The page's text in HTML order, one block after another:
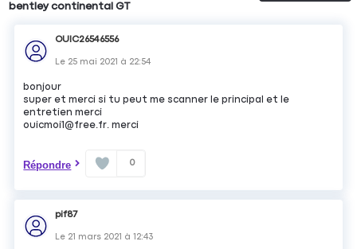
bentley continental GT
OUIC26546556
Le 25 mai 2021 à 22:54
bonjour
super et merci si tu peut me scanner le principal et le
entretien merci
ouicmoi1@free.fr. merci
Répondre 0
pif87
Le 21 mars 2021 à12:43